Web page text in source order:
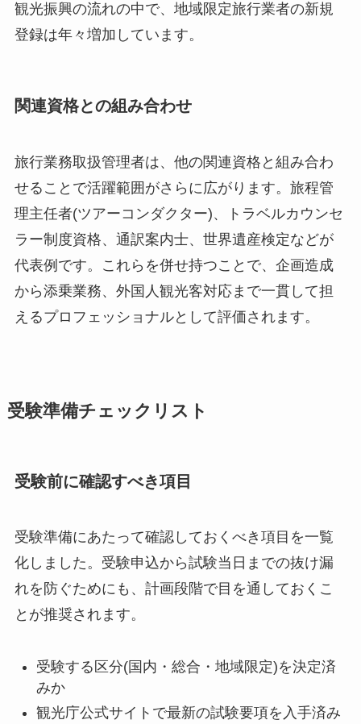
観光振興の流れの中で、地域限定旅行業者の新規
登録は年々増加しています。
関連資格との組み合わせ
旅行業務取扱管理者は、他の関連資格と組み合わ
せることで活躍範囲がさらに広がります。旅程管
理主任者(ツアーコンダクター)、トラベルカウンセ
ラー制度資格、通訳案内士、世界遺産検定などが
代表例です。これらを併せ持つことで、企画造成
から添乗業務、外国人観光客対応まで一貫して担
えるプロフェッショナルとして評価されます。
受験準備チェックリスト
受験前に確認すべき項目
受験準備にあたって確認しておくべき項目を一覧
化しました。受験申込から試験当日までの抜け漏
れを防ぐためにも、計画段階で目を通しておくこ
とが推奨されます。
受験する区分(国内・総合・地域限定)を決定済
みか
観光庁公式サイトで最新の試験要項を入手済み